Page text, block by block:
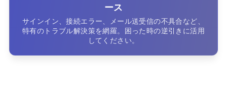
ース
サインイン、接続エラー、メール送受信の不具合など、
特有のトラブル解決策を網羅。困った時の逆引きに活用
してください。